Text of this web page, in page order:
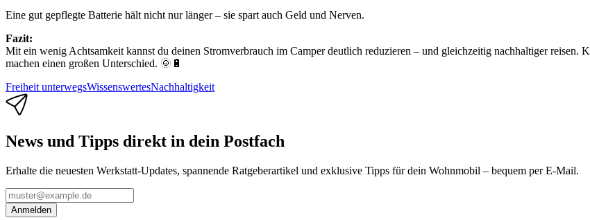
Eine gut gepflegte Batterie hält nicht nur länger – sie spart auch Geld und Nerven.
Fazit:
Mit ein wenig Achtsamkeit kannst du deinen Stromverbrauch im Camper deutlich reduzieren – und gleichzeitig nachhaltiger
machen einen großen Unterschied. 🌞🔋
Freiheit unterwegsWissenswertesNachhaltigkeit
News und Tipps direkt in dein Postfach
Erhalte die neuesten Werkstatt-Updates, spannende Ratgeberartikel und exklusive Tipps für dein Wohnmobil – bequem per E-Mail.
Anmelden